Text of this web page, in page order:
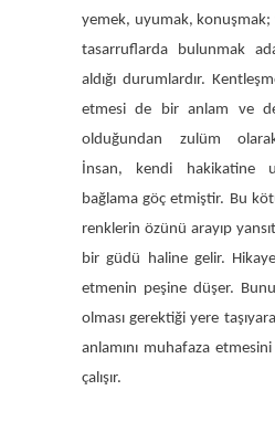
yemek, uyumak,
tasarruflarda bulunmak
aldığı durumlardır.
etmesi de bir anlam ve
olduğundan zulüm
İnsan, kendi hakikatine
bağlama göç etmiştir. Bu
renklerin özünü arayıp
bir güdü haline gelir.
etmenin peşine düşer.
olması gerektiği yere
anlamını muhafaza
çalışır.